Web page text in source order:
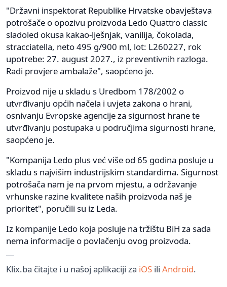
"Državni inspektorat Republike Hrvatske obavještava
potrošače o opozivu proizvoda Ledo Quattro classic
sladoled okusa kakao-lješnjak, vanilija, čokolada,
stracciatella, neto 495 g/900 ml, lot: L260227, rok
upotrebe: 27. august 2027., iz preventivnih razloga.
Radi provjere ambalaže", saopćeno je.
Proizvod nije u skladu s Uredbom 178/2002 o
utvrđivanju općih načela i uvjeta zakona o hrani,
osnivanju Evropske agencije za sigurnost hrane te
utvrđivanju postupaka u područjima sigurnosti hrane,
saopćeno je.
"Kompanija Ledo plus već više od 65 godina posluje u
skladu s najvišim industrijskim standardima. Sigurnost
potrošača nam je na prvom mjestu, a održavanje
vrhunske razine kvalitete naših proizvoda naš je
prioritet", poručili su iz Leda.
Iz kompanije Ledo koja posluje na tržištu BiH za sada
nema informacije o povlačenju ovog proizvoda.
Klix.ba čitajte i u našoj aplikaciji za iOS ili Android.